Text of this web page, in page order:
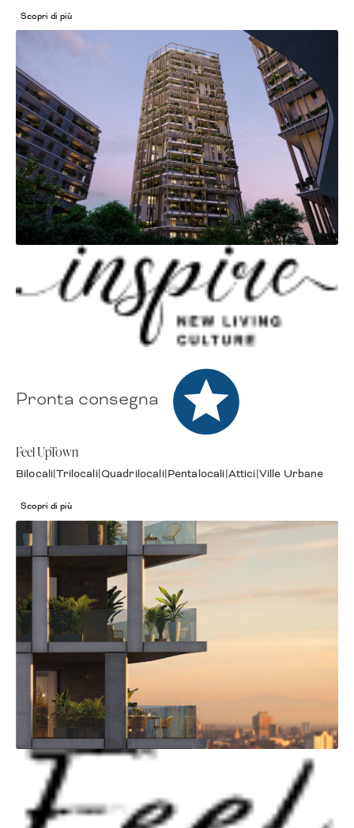
Scopri di più
Pronta consegna
Feel UpTown
Bilocali|Trilocali|Quadrilocali|Pentalocali|Attici|Ville Urbane
Scopri di più